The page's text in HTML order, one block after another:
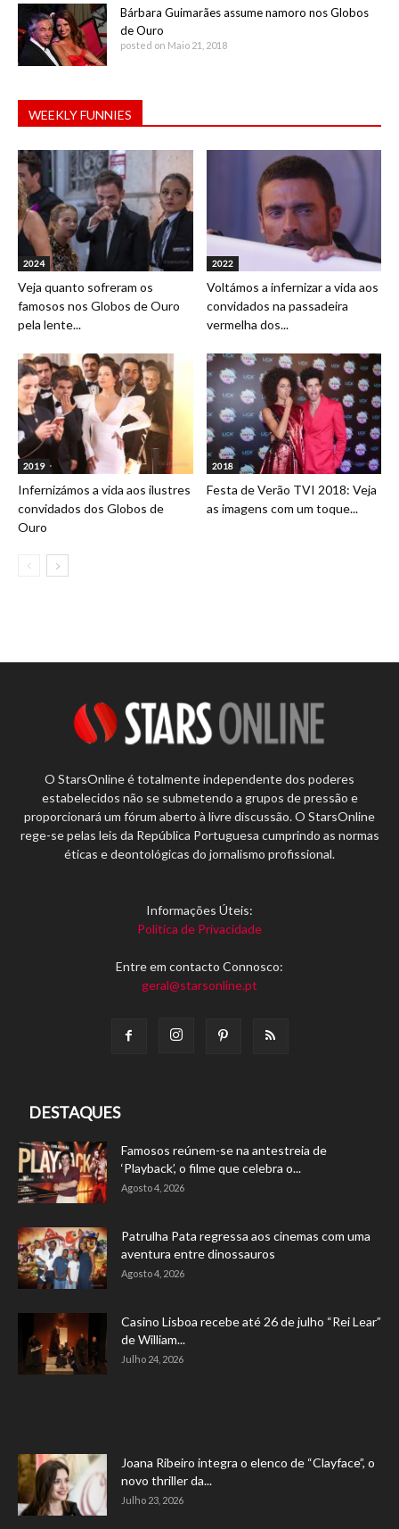
Bárbara Guimarães assume namoro nos Globos
de Ouro
posted on Maio 21, 2018
WEEKLY FUNNIES
2024
Veja quanto sofreram os
famosos nos Globos de Ouro
pela lente...
2022
Voltámos a infernizar a vida aos
convidados na passadeira
vermelha dos...
2019
Infernizámos a vida aos ilustres
convidados dos Globos de
Ouro
2018
Festa de Verão TVI 2018: Veja
as imagens com um toque...
O StarsOnline é totalmente independente dos poderes
estabelecidos não se submetendo a grupos de pressão e
proporcionará um fórum aberto à livre discussão. O StarsOnline
rege-se pelas leis da República Portuguesa cumprindo as normas
éticas e deontológicas do jornalismo profissional.
Informações Úteis:
Política de Privacidade
Entre em contacto Connosco:
geral@starsonline.pt
DESTAQUES
Famosos reúnem-se na antestreia de
‘Playback’, o filme que celebra o...
Agosto 4, 2026
Patrulha Pata regressa aos cinemas com uma
aventura entre dinossauros
Agosto 4, 2026
Casino Lisboa recebe até 26 de julho “Rei Lear”
de William...
Julho 24, 2026
Joana Ribeiro integra o elenco de “Clayface”, o
novo thriller da...
Julho 23, 2026